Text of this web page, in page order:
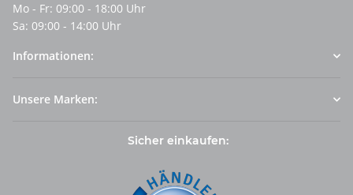
Mo - Fr: 09:00 - 18:00 Uhr
Sa: 09:00 - 14:00 Uhr
Informationen:
Unsere Marken:
Sicher einkaufen: